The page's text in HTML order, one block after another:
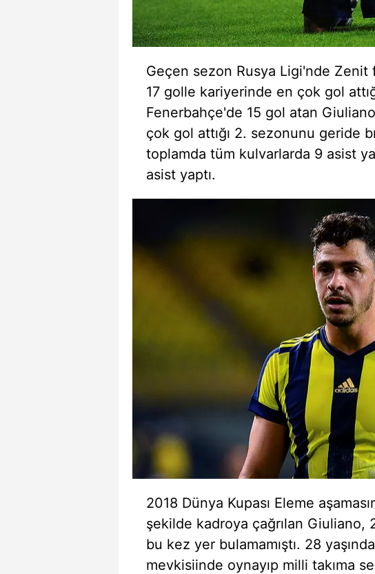
Geçen sezon Rusya Ligi'nde Zenit
17 golle kariyerinde en çok gol
Fenerbahçe'de 15 gol atan
çok gol attığı 2. sezonunu geride
toplamda tüm kulvarlarda 9 asist
asist yaptı.
2018 Dünya Kupası Eleme
şekilde kadroya çağrılan
bu kez yer bulamamıştı. 28
mevkisiinde oynayıp milli takıma